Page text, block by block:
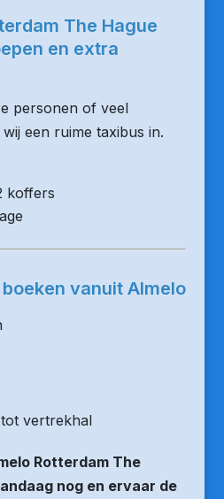
The Hague
en extra
personen of veel
een ruime taxibus in.
koffers
vanuit Almelo
vertrekhal
Rotterdam The
nog en ervaar de